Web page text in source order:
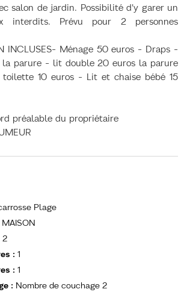
salon de jardin. Possibilité d'y garer un
interdits. Prévu pour 2 personnes
INCLUSES- Ménage 50 euros - Draps -
la parure - lit double 20 euros la parure
10 euros - Lit et chaise bébé 15
préalable du propriétaire
Plage
MAISON
2
: 1
: 1
: Nombre de couchage 2